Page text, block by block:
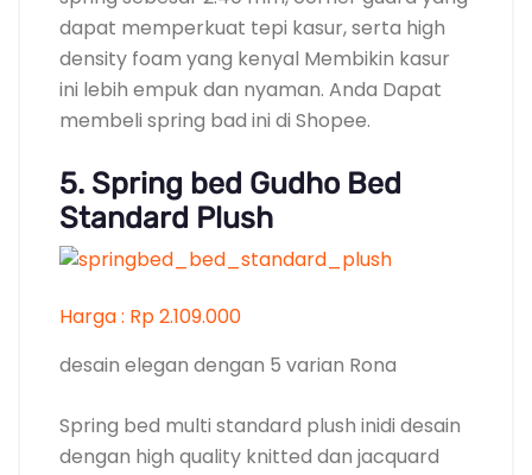
dapat memperkuat tepi kasur, serta high
density foam yang kenyal Membikin kasur
ini lebih empuk dan nyaman. Anda Dapat
membeli spring bad ini di Shopee.
5. Spring bed Gudho Bed
Standard Plush
Harga : Rp 2.109.000
desain elegan dengan 5 varian Rona
Spring bed multi standard plush inidi desain
dengan high quality knitted dan jacquard